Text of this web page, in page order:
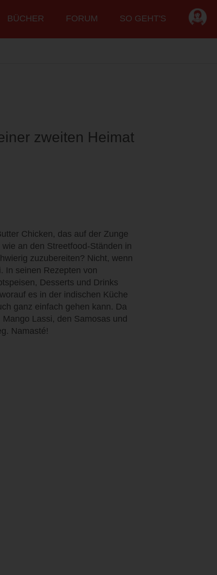
BÜCHER FORUM SO GEHT'S
zweiten Heimat
Chicken, das auf der Zunge
an den Streetfood-Ständen in
zuzubereiten? Nicht, wenn
In seinen Rezepten von
Desserts und Drinks
es in der indischen Küche
ganz einfach gehen kann. Da
Lassi, den Samosas und
Namasté!